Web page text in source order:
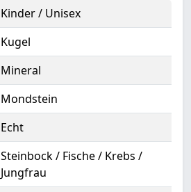
Kinder / Unisex
Kugel
Mineral
Mondstein
Echt
Steinbock / Fische / Krebs /
Jungfrau